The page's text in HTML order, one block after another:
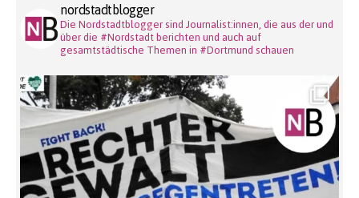
nordstadtblogger
Die Nordstadtblogger sind Journalist:innen, die aus der und
über die #Nordstadt berichten und auch auf
gesamtstädtische Themen in #Dortmund schauen